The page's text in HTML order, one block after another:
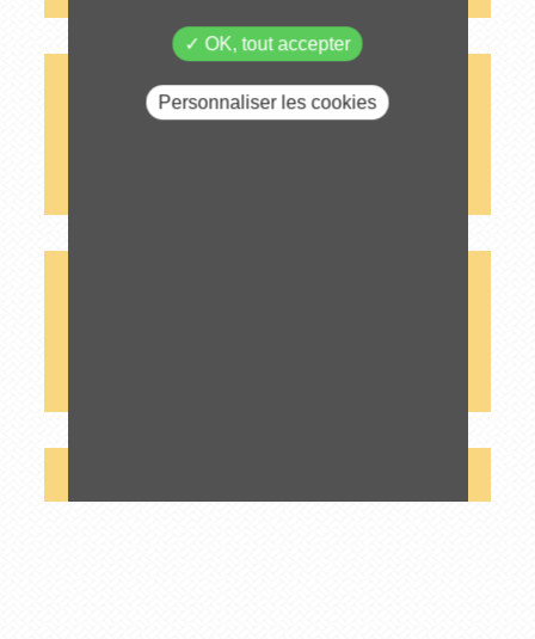
OK, tout accepter
Personnaliser les cookies